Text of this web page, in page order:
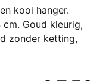
kooi hanger.
Goud kleurig,
zonder ketting,